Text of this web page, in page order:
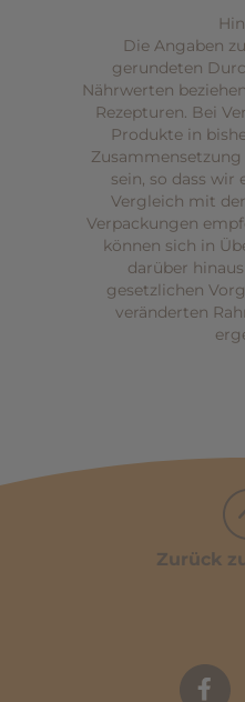
Die Angaben
gerundeten
Nährwerten
Rezepturen. Bei
Produkte in
sein, so dass wir
Vergleich mit
Verpackungen
können sich in
darüber
gesetzlichen
veränderten
Zurück